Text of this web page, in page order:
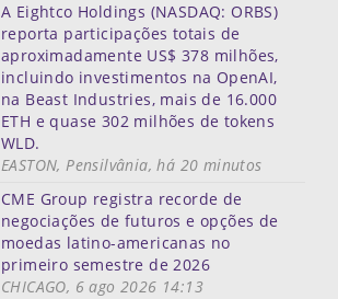
A Eightco Holdings (NASDAQ: ORBS)
reporta participações totais de
aproximadamente US$ 378 milhões,
incluindo investimentos na OpenAI,
na Beast Industries, mais de 16.000
ETH e quase 302 milhões de tokens
WLD.
EASTON, Pensilvânia, há 20 minutos
CME Group registra recorde de
negociações de futuros e opções de
moedas latino-americanas no
primeiro semestre de 2026
CHICAGO, 6 ago 2026 14:13